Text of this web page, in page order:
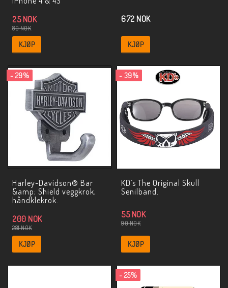
80 NOK
25 NOK
KJØP
672 NOK
KJØP
- 29%
Harley-Davidson® Bar
&amp; Shield veggkrok,
håndklekrok.
281 NOK
200 NOK
KJØP
- 39%
KD`s The Original Skull
Senilband.
90 NOK
55 NOK
KJØP
- 25%